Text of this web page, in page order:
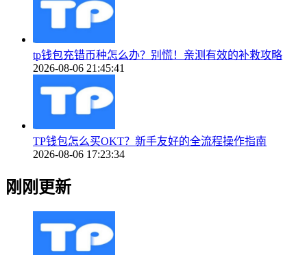
tp钱包充错币种怎么办？别慌！亲测有效的补救攻略
2026-08-06 21:45:41
TP钱包怎么买OKT？新手友好的全流程操作指南
2026-08-06 17:23:34
刚刚更新